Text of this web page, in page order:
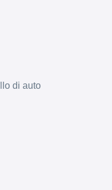
di auto